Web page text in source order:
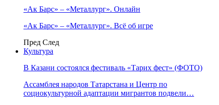
«Ак Барс» – «Металлург». Онлайн
«Ак Барс» – «Металлург». Всё об игре
Пред След
Культура
В Казани состоялся фестиваль «Тарих фест» (ФОТО)
Ассамблея народов Татарстана и Центр по
социокультурной адаптации мигрантов подвели…